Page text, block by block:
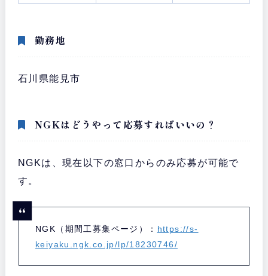
勤務地
石川県能見市
NGKはどうやって応募すればいいの？
NGKは、現在以下の窓口からのみ応募が可能で
す。
NGK（期間工募集ページ）： https://s-
keiyaku.ngk.co.jp/lp/18230746/